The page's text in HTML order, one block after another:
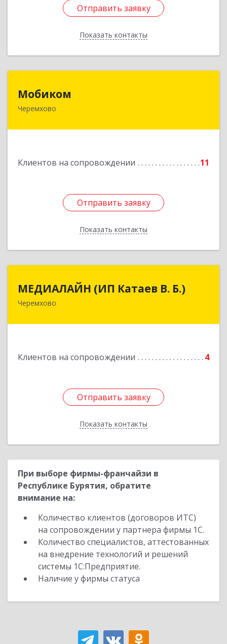
Отправить заявку
Показать контакты
Отправить заявку
Назад
Мобиком
Черемхово
Клиентов на сопровождении 11
Отправить заявку
Показать контакты
Отправить заявку
Назад
МЕДИАЛАЙН (ИП Катаев В. Б.)
Черемхово
Клиентов на сопровождении 4
Отправить заявку
Показать контакты
МЕДИАЛАЙН (ИП Катаев В. Б.)
665413, Иркутская обл, Черемхово г, Ленина ул,
Отправить заявку
Назад
При выборе фирмы-франчайзи в
Республике Бурятия, обратите
внимание на:
Количество клиентов (договоров ИТС)
на сопровождении у партнера фирмы 1С.
Количество специалистов, аттестованных
на внедрение технологий и решений
системы 1С:Предприятие.
Наличие у фирмы статуса